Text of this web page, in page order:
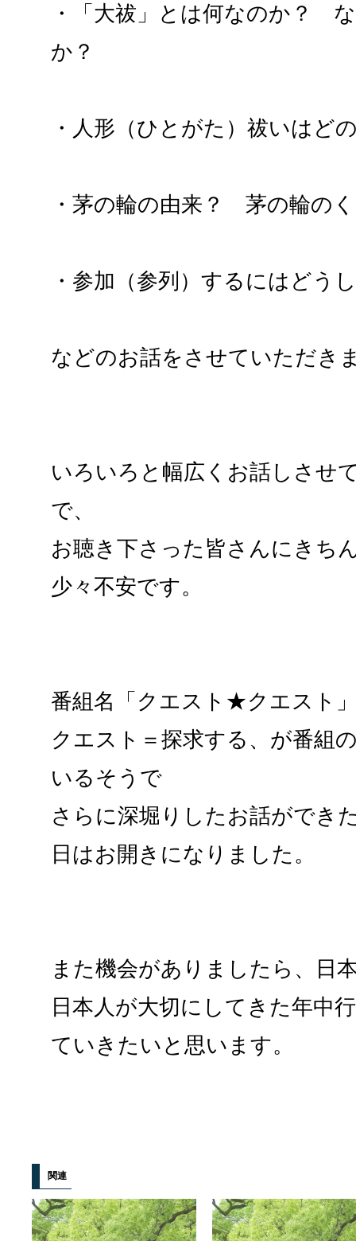
・「大祓」とは何なのか？
か？
・人形（ひとがた）祓いはど
・茅の輪の由来？ 茅の輪の
・参加（参列）するにはどう
などのお話をさせていただき
いろいろと幅広くお話しさせ
で、
お聴き下さった皆さんにきち
少々不安です。
番組名「クエスト★クエスト
クエスト＝探求する、が番組
いるそうで
さらに深堀りしたお話ができ
日はお開きになりました。
また機会がありましたら、日
日本人が大切にしてきた年中
ていきたいと思います。
関連